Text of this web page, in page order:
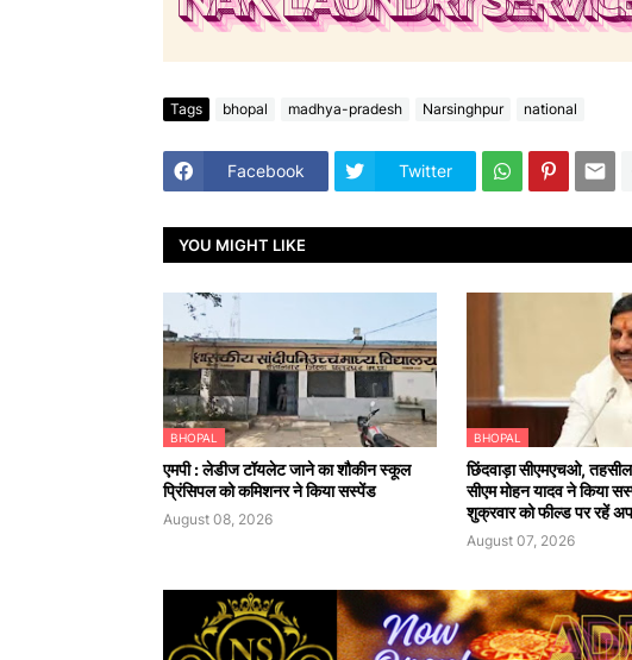
Tags bhopal madhya-pradesh Narsinghpur national
Facebook Twitter
YOU MIGHT LIKE
BHOPAL
एमपी : लेडीज टॉयलेट जाने का शौकीन स्कूल
प्रिंसिपल को कमिशनर ने किया सस्पेंड
August 08, 2026
BHOPAL
छिंदवाड़ा सीएमएचओ,
सीएम मोहन यादव ने किया
शुक्रवार को फील्ड पर रहें
August 07, 2026